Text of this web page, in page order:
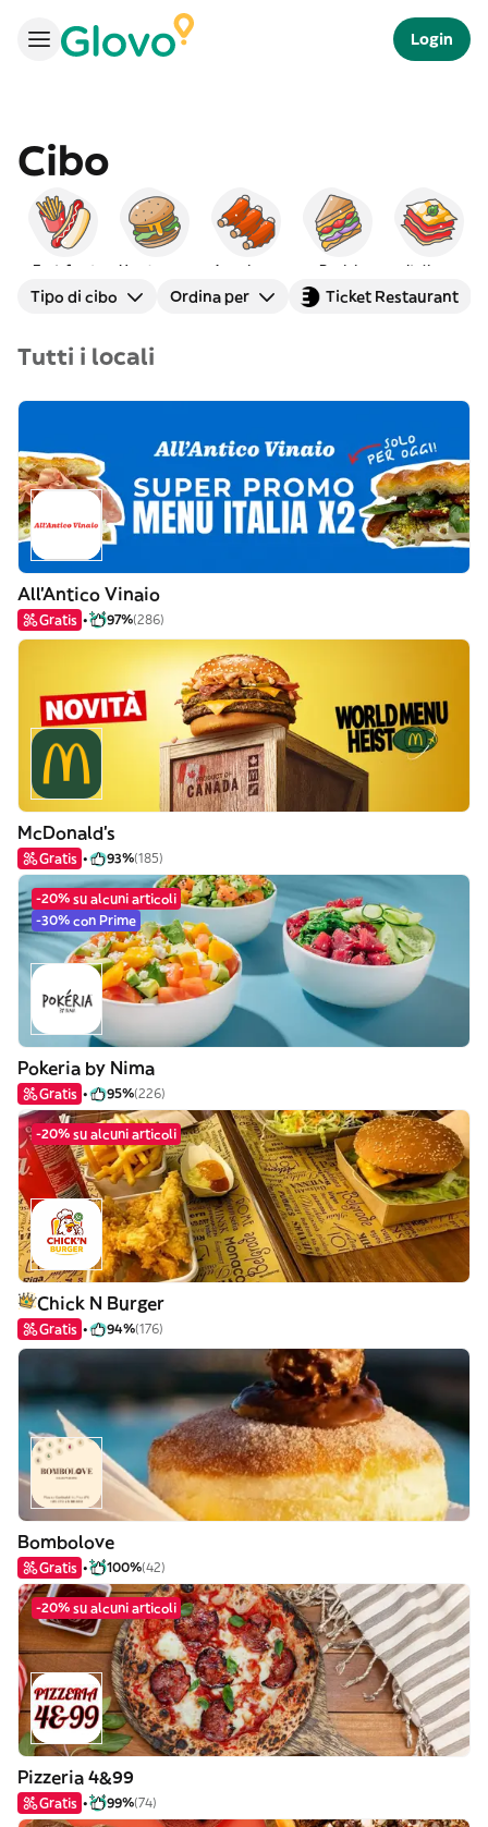
Login
Cibo
Fast-food Hamburger Americano Panini Italiano
Tipo di cibo Ordina per Ticket Restaurant
Tutti i locali
All'Antico Vinaio
Gratis 97%(286)
McDonald's
Gratis 93%(185)
-20% su alcuni articoli
-30% con Prime
Pokeria by Nima
Gratis 95%(226)
-20% su alcuni articoli
Chick N Burger
Gratis 94%(176)
Bombolove
Gratis 100%(42)
-20% su alcuni articoli
Pizzeria 4&99
Gratis 99%(74)